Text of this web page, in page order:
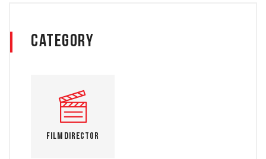
Category
Film Director